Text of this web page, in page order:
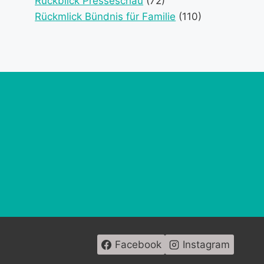
Rückmlick Bündnis für Familie (110)
Facebook Instagram